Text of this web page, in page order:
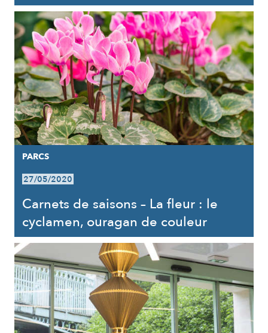
PARCS
27/05/2020
Carnets de saisons – La fleur : le
cyclamen, ouragan de couleur